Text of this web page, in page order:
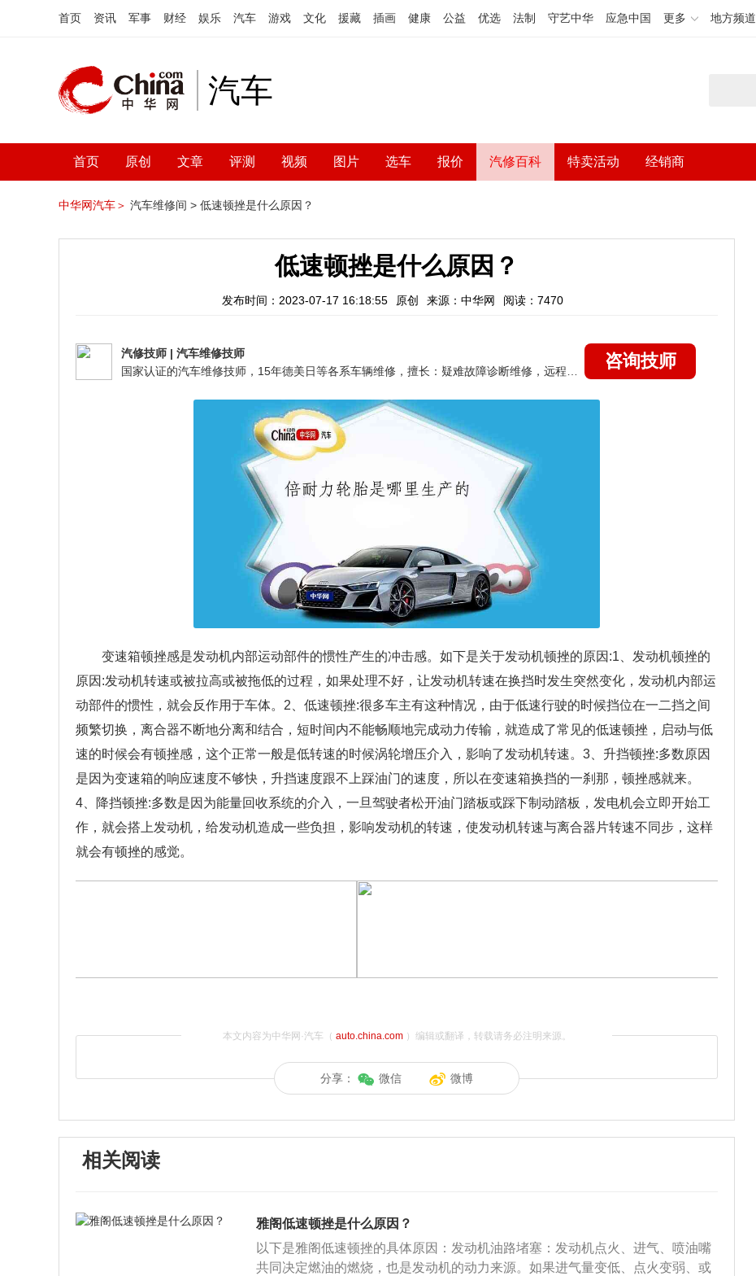
首页 资讯 军事 财经 娱乐 汽车 游戏 文化 援藏 插画 健康 公益 优选 法制 守艺中华 应急中国 更多 地方频道
汽车
首页 原创 文章 评测 视频 图片 选车 报价 汽修百科 特卖活动 经销商
中华网汽车＞ 汽车维修间 > 低速顿挫是什么原因？
低速顿挫是什么原因？
发布时间：2023-07-17 16:18:55 原创 来源：中华网 阅读：7470
汽修技师 | 汽车维修技师
咨询技师
变速箱顿挫感是发动机内部运动部件的惯性产生的冲击感。如下是关于发动机顿挫的原因:1、发动机顿挫的
原因:发动机转速或被拉高或被拖低的过程，如果处理不好，让发动机转速在换挡时发生突然变化，发动机内部运
动部件的惯性，就会反作用于车体。2、低速顿挫:很多车主有这种情况，由于低速行驶的时候挡位在一二挡之间
频繁切换，离合器不断地分离和结合，短时间内不能畅顺地完成动力传输，就造成了常见的低速顿挫，启动与低
速的时候会有顿挫感，这个正常一般是低转速的时候涡轮增压介入，影响了发动机转速。3、升挡顿挫:多数原因
是因为变速箱的响应速度不够快，升挡速度跟不上踩油门的速度，所以在变速箱换挡的一刹那，顿挫感就来。
4、降挡顿挫:多数是因为能量回收系统的介入，一旦驾驶者松开油门踏板或踩下制动踏板，发电机会立即开始工
作，就会搭上发动机，给发动机造成一些负担，影响发动机的转速，使发动机转速与离合器片转速不同步，这样
就会有顿挫的感觉。
本文内容为中华网·汽车（ auto.china.com）编辑或翻译，转载请务必注明来源。
分享： 微信 微博
相关阅读
雅阁低速顿挫是什么原因？
以下是雅阁低速顿挫的具体原因：发动机油路堵塞：发动机点火、进气、喷油嘴
共同决定燃油的燃烧，也是发动机的动力来源。如果进气量变低、点火变弱、或